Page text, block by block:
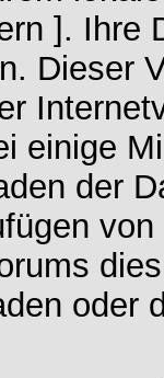
]. Ihre
Dieser
einige
der
oder